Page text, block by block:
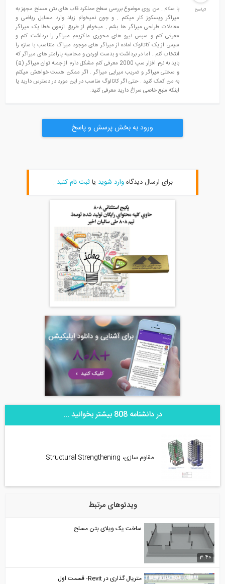
با سلام . من روی موضوع بررسی سطح عملکرد قاب های بتن مسلح مجهز به
میراگر ویسکوز کار میکنم . و چون نمیخوام زیاد وارد مسایل ریاضی و
معادلات طراحی میراگر ها بشم . میخوام از طریق ازمون خطا یک میراگر
معرفی کنم و سپس نیرو های محوری ماکزیمم میراگر را برداشت کنم و
سپس از یک کاتالوک اماده از میراگر های موجود میراگ متناسب با سازه را
انتخاب کنم . اما در برداشت و بدست اوردن و محاسبه پارامتر های میراگر که
باید به نرم افزار سپ 2000 معرفی کنم مشکل دارم از جمله توان میراگر (a)
و سختی میراگر و ضریب میرایی میراگر . اگر ممکن هست خواهش میکنم
به من کمک کنید . حتی اگر کاتالوگ مناسب در این مورد در دسترس دارید یا
اینکه منبع خاصی سراغ دارید معرفی کنید.
ورود به بخش پرسش و پاسخ
برای ارسال دیدگاهوارد شویدیاثبت نام کنید.
در دانشنامه 808 بیشتر بخوانید ...
مقاوم سازی، Structural Strengthening
ویدئوهای مرتبط
3:40
ساخت یک ویلای بتن مسلح
متریال گذاری در Revit- قسمت اول